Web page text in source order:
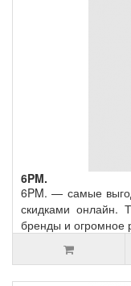
6PM.
6PM. — самые
скидками онлайн.
бренды и огромное